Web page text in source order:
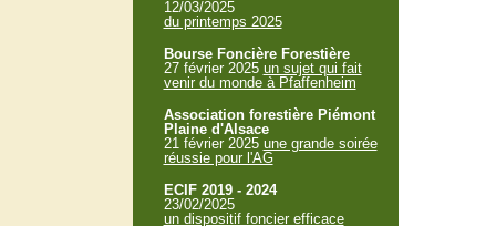
12/03/2025
du printemps 2025
Bourse Foncière Forestière
27 février 2025 un sujet qui fait
venir du monde à Pfaffenheim
Association forestière Piémont
Plaine d'Alsace
21 février 2025 une grande soirée
réussie pour l'AG
ECIF 2019 - 2024
23/02/2025
un dispositif foncier efficace